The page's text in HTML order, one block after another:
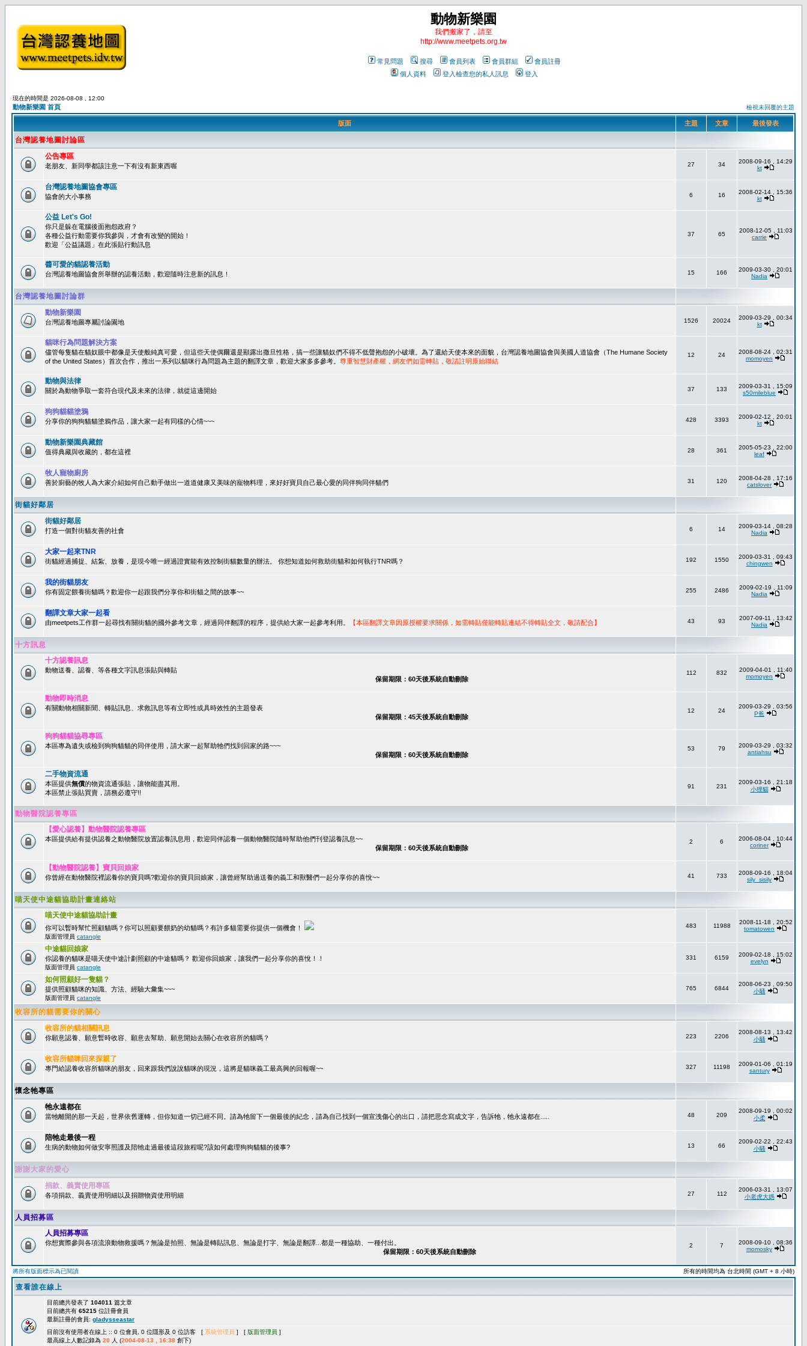
動物新樂園
我們搬家了，請至
http://www.meetpets.org.tw
常見問題 搜尋 會員列表 會員群組
會員註冊
個人資料
登入檢查您的私人訊息 登入
現在的時間是 2026-08-08 , 12:00
動物新樂園 首頁 檢視未回覆的主題
版面 主題 文章 最後發表
台灣認養地圖討論區
公告專區
老朋友、新同學都該注意一下有沒有新東西喔 27 34
2008-09-16 , 14:29
kt
台灣認養地圖協會專區
協會的大小事務 6 16
2008-02-14 , 15:36
kt
公益 Let's Go!
你只是躲在電腦後面抱怨政府？
各種公益行動需要你我參與，才會有改變的開始！
歡迎「公益議題」在此張貼行動訊息
37 65
2008-12-05 , 11:03
carrie
醬可愛的貓認養活動
台灣認養地圖協會所舉辦的認養活動，歡迎隨時注意新的訊息！ 15 166
2009-03-30 , 20:01
Nadia
台灣認養地圖討論群
動物新樂園
台灣認養地圖專屬討論園地 1526 20024
2009-03-29 , 00:34
kt
貓咪行為問題解決方案
儘管每隻貓在貓奴眼中都像是天使般純真可愛，但這些天使偶爾還是顯露出撒旦性格，搞一些讓貓奴們不得不低聲抱怨的小破壞。為了還給天使本來的面貌，台灣認養地圖協會與美國人道協會（The Humane Society
of the United States）首次合作，推出一系列以貓咪行為問題為主題的翻譯文章，歡迎大家多多參考。 尊重智慧財產權，網友們如需轉貼，敬請註明原始聯結
12 24
2008-08-24 , 02:31
momoyen
動物與法律
關於為動物爭取一套符合現代及未來的法律，就從這邊開始 37 133
2009-03-31 , 15:09
s50mileblue
狗狗貓貓塗鴉
分享你的狗狗貓貓塗鴉作品，讓大家一起有同樣的心情~~~ 428 3393
2009-02-12 , 20:01
kt
動物新樂園典藏館
值得典藏與收藏的，都在這裡 28 361
2005-05-23 , 22:00
leaf
牧人寵物廚房
善於廚藝的牧人為大家介紹如何自己動手做出一道道健康又美味的寵物料理，來好好寶貝自己最心愛的同伴狗同伴貓們 31 120
2008-04-28 , 17:16
catslover
街貓好鄰居
街貓好鄰居
打造一個對街貓友善的社會 6 14
2009-03-14 , 08:28
Nadia
大家一起來TNR
街貓經過捕捉、結紮、放養，是現今唯一經過證實能有效控制街貓數量的辦法。 你想知道如何救助街貓和如何執行TNR嗎？ 192 1550
2009-03-31 , 09:43
chingwen
我的街貓朋友
你有固定餵養街貓嗎？歡迎你一起跟我們分享你和街貓之間的故事~~ 255 2486
2009-02-19 , 11:09
Nadia
翻譯文章大家一起看
由meetpets工作群一起尋找有關街貓的國外參考文章，經過同伴翻譯的程序，提供給大家一起參考利用。 【本區翻譯文章因原授權要求關係，如需轉貼僅能轉貼連結不得轉貼全文，敬請配合】 43 93
2007-09-11 , 13:42
Nadia
十方訊息
十方認養訊息
動物送養、認養、等各種文字訊息張貼與轉貼
保留期限：60天後系統自動刪除
112 832
2009-04-01 , 11:40
momoyen
動物即時消息
有關動物相關新聞、轉貼訊息、求救訊息等有立即性或具時效性的主題發表
保留期限：45天後系統自動刪除
12 24
2009-03-29 , 03:56
P爸
狗狗貓貓協尋專區
本區專為遺失或檢到狗狗貓貓的同伴使用，請大家一起幫助牠們找到回家的路~~~
保留期限：60天後系統自動刪除
53 79
2009-03-29 , 03:32
antiahsu
二手物資流通
本區提供無償的物資流通張貼，讓物能盡其用。
本區禁止張貼買賣，請務必遵守!!
91 231
2009-03-16 , 21:18
小狸貓
動物醫院認養專區
【愛心認養】動物醫院認養專區
本區提供給有提供認養之動物醫院放置認養訊息用，歡迎同伴認養一個動物醫院隨時幫助他們刊登認養訊息~~
保留期限：60天後系統自動刪除
2 6
2006-08-04 , 10:44
coriner
【動物醫院認養】寶貝回娘家
你曾經在動物醫院裡認養你的寶貝嗎?歡迎你的寶貝回娘家，讓曾經幫助過送養的義工和獸醫們一起分享你的喜悅~~ 41 733
2008-09-16 , 18:04
sily_sisily
喵天使中途貓協助計畫連絡站
喵天使中途貓協助計畫
你可以暫時幫忙照顧貓嗎？你可以照顧要餵奶的幼貓嗎？有許多貓需要你提供一個機會！
版面管理員 catangle
483 11988
2008-11-18 , 20:52
tomatowen
中途貓回娘家
你認養的貓咪是喵天使中途計劃照顧的中途貓嗎？ 歡迎你回娘家，讓我們一起分享你的喜悅！！
版面管理員 catangle
331 6159
2009-02-18 , 15:02
evelyn
如何照顧好一隻貓？
提供照顧貓咪的知識、方法、經驗大彙集~~~
版面管理員 catangle
765 6844
2008-06-23 , 09:50
小騷
收容所的貓需要你的關心
收容所的貓相關訊息
你願意認養、願意暫時收容、願意去幫助、願意開始去關心在收容所的貓嗎？ 223 2206
2008-08-13 , 13:42
小騷
收容所貓咪回來探親了
專門給認養收容所貓咪的朋友，回來跟我們說說貓咪的現況，這將是貓咪義工最高興的回報喔~~ 327 11198
2009-01-06 , 01:19
santury
懷念牠專區
牠永遠都在
當牠離開的那一天起，世界依舊運轉，但你知道一切已經不同。請為牠留下一個最後的紀念，請為自己找到一個宣洩傷心的出口，請把思念寫成文字，告訴牠，牠永遠都在..... 48 209
2008-09-19 , 00:02
小柔
陪牠走最後一程
生病的動物如何做安寧照護及陪牠走過最後這段旅程呢?該如何處理狗狗貓貓的後事? 13 66
2009-02-22 , 22:43
小騷
謝謝大家的愛心
捐款、義賣使用專區
各項捐款、義賣使用明細以及捐贈物資使用明細 27 112
2006-03-31 , 13:07
小老虎大媽
人員招募區
人員招募專區
你想實際參與各項流浪動物救援嗎？無論是拍照、無論是轉貼訊息、無論是打字、無論是翻譯...都是一種協助、一種付出。
保留期限：60天後系統自動刪除
2 7
2008-09-10 , 08:36
momosky
將所有版面標示為已閱讀 所有的時間均為 台北時間 (GMT + 8 小時)
查看誰在線上
目前總共發表了 104011 篇文章
目前總共有 65215 位註冊會員
最新註冊的會員: gladysseastar
目前沒有使用者在線上 :: 0 位會員, 0 位隱形及 0 位訪客 [ 系統管理員 ] [ 版面管理員 ]
最高線上人數記錄為 20 人 (2004-08-13 , 16:38 創下)